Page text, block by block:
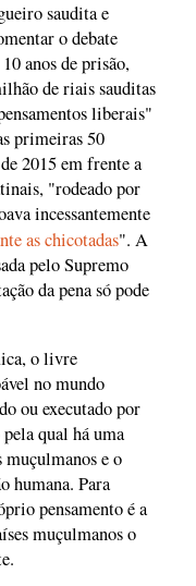
saudita e
o debate
anos de prisão,
de riais sauditas
liberais"
primeiras 50
2015 em frente a
"rodeado por
incessantemente
as chicotadas". A
pelo Supremo
da pena só pode
o livre
no mundo
ou executado por
qual há uma
muçulmanos e o
humana. Para
pensamento é a
muçulmanos o